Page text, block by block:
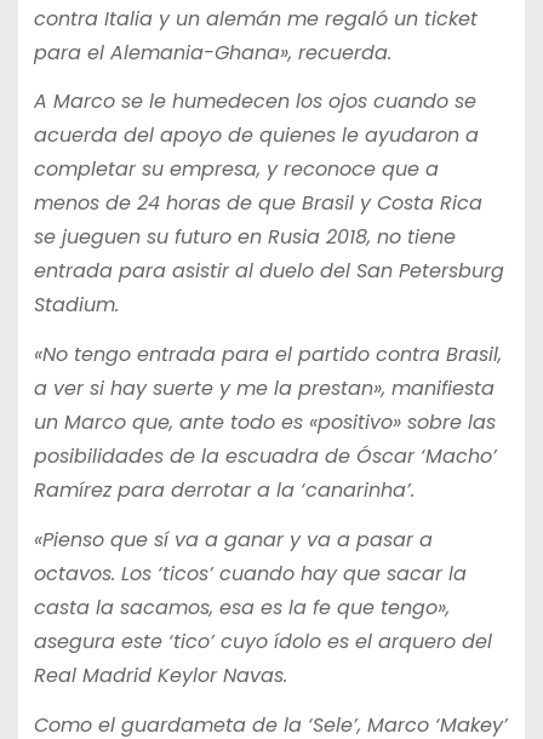
contra Italia y un alemán me regaló un ticket
para el Alemania-Ghana», recuerda.
A Marco se le humedecen los ojos cuando se
acuerda del apoyo de quienes le ayudaron a
completar su empresa, y reconoce que a
menos de 24 horas de que Brasil y Costa Rica
se jueguen su futuro en Rusia 2018, no tiene
entrada para asistir al duelo del San Petersburg
Stadium.
«No tengo entrada para el partido contra Brasil,
a ver si hay suerte y me la prestan», manifiesta
un Marco que, ante todo es «positivo» sobre las
posibilidades de la escuadra de Óscar ‘Macho’
Ramírez para derrotar a la ‘canarinha’.
«Pienso que sí va a ganar y va a pasar a
octavos. Los ‘ticos’ cuando hay que sacar la
casta la sacamos, esa es la fe que tengo»,
asegura este ‘tico’ cuyo ídolo es el arquero del
Real Madrid Keylor Navas.
Como el guardameta de la ‘Sele’, Marco ‘Makey’